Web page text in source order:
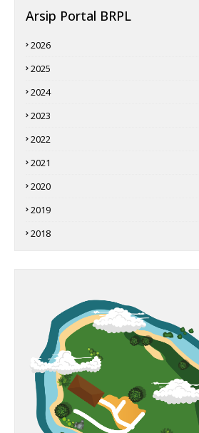
Arsip Portal BRPL
2026
2025
2024
2023
2022
2021
2020
2019
2018